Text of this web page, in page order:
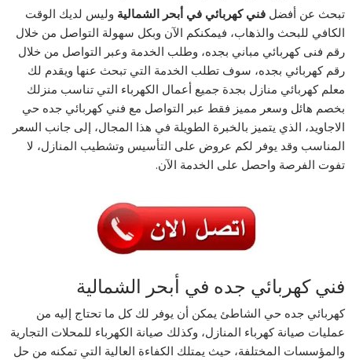
تبحث عن أفضلفني كهربائي في أبحر الشمالية وليس لديك الوقت
الكافي للبحث والذهاب، فيمكنكم الآن وبكل سهولة التواصل من خلال
رقم فنى كهربائي مباني بجده، وطلب الخدمة وعبر التواصل من خلال
رقم كهربائي بجده، سوف تطلب الخدمة التي تبحث عنها ويقدم لك
معلم كهربائي منازل بجدة جميع أعمال الكهرباء التي تناسب منزلك
بخصم هائل وسعر مميز فقط عبر التواصل مع فني كهربائي جده حي
الاجاويد، الذي يتميز بالخبرة الطويلة في هذا المجال، إلى جانب السعر
المناسب وقد يوفر لكم عروض على التأسيس وتشطيب المنازل، لا
تفوت الفرصة واحصل على الخدمة الآن.
فني كهربائي جده في أبحر الشمالية
كهربائي جده حي الشاطئ يمكن أن يوفر لك كل ما تحتاج إليه من
عمليات صيانة كهرباء المنازل، وكذلك صيانة الكهرباء للمحلات التجارية
والمؤسسات المختلفة، حيث يمتلك الكفاءة العالية التي تمكنه من حل